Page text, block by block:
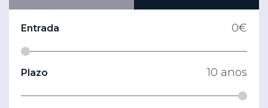
Entrada 0€
Plazo 10 anos